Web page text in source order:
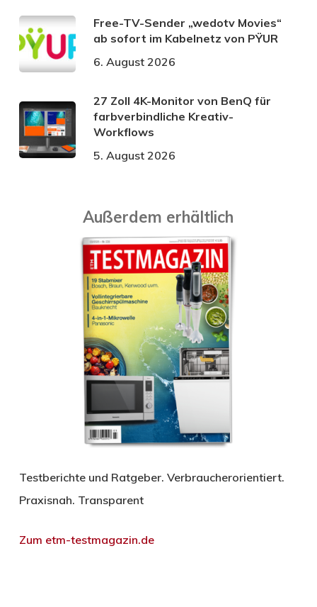
Free-TV-Sender „wedotv Movies“
ab sofort im Kabelnetz von PŸUR
6. August 2026
27 Zoll 4K-Monitor von BenQ für
farbverbindliche Kreativ-
Workflows
5. August 2026
Außerdem erhältlich
Testberichte und Ratgeber. Verbraucherorientiert.
Praxisnah. Transparent
Zum etm-testmagazin.de